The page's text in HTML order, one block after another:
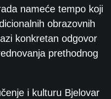
nameće tempo koji
obrazovnih
konkretan odgovor
prethodnog
i kulturu Bjelovar